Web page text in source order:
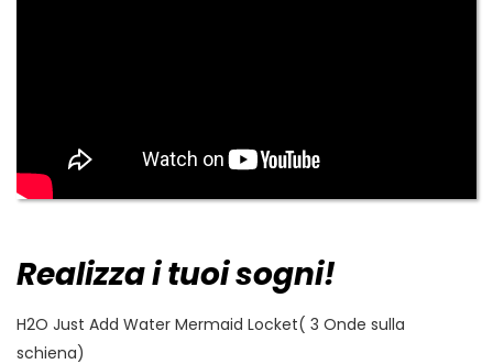
Realizza i tuoi sogni!
H2O Just Add Water Mermaid Locket( 3 Onde sulla
schiena)